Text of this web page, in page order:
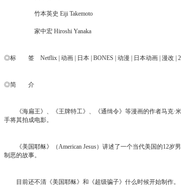
竹本英史 Eiji Takemoto
家中宏 Hiroshi Yanaka
◎标 签 Netflix | 动画 | 日本 | BONES | 动漫 | 日本动画 | 漫改 |
◎简 介
《海扁王》、《王牌特工》、《通缉令》等漫画的作者马克·米
手将其拍成电影。
《美国耶稣》（American Jesus）讲述了一个当代美国的12岁
制恶的故事。
目前还不清《美国耶稣》和《超级骗子》什么时候开始制作。